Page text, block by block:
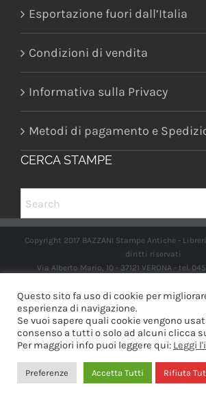
Esportazione fuori dall’Italia
Condizioni di vendita
Informativa sulla Privacy
Metodi di pagamento e
CERCA STAMPE
Copyright 2017 BAZZANI Stampe Antiche -
diritti riservati
Via Alberto Mario, 10 - 37121 VERONA - tel.
IT03989970235
Facebook
Questo sito fa uso di cookie per
esperienza di navigazione.
Se vuoi sapere quali cookie vengono
consenso a tutti o solo ad alcuni clicca
Per maggiori info puoi leggere qui: Leggi
Preferenze Accetta Tutti Rifiuta